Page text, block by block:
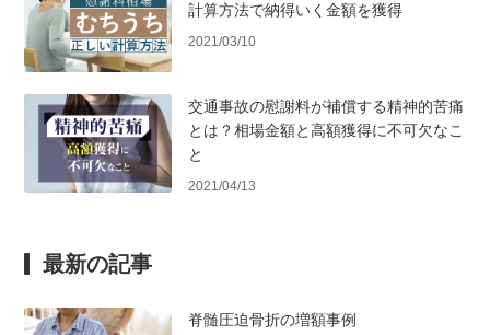
計算方法で納得いく金額を獲得
2021/03/10
交通事故の慰謝料が補償する精神的苦痛
とは？相場金額と高額獲得に不可欠なこ
と
2021/04/13
最新の記事
脊髄圧迫骨折の増額事例